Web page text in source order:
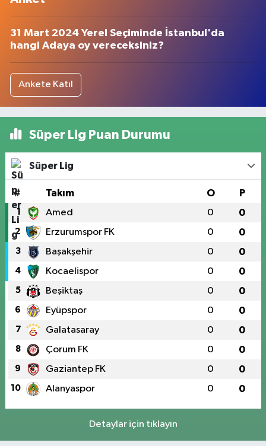
31 Mart 2024 Yerel Seçiminde İstanbul'da
hangi Adaya oy vereceksiniz?
Ankete Katıl
Süper Lig Puan Durumu
Süper Lig
# Takım O P
1 Amed 0 0
2 Erzurumspor FK 0 0
3 Başakşehir 0 0
4 Kocaelispor 0 0
5 Beşiktaş 0 0
6 Eyüpspor 0 0
7 Galatasaray 0 0
8 Çorum FK 0 0
9 Gaziantep FK 0 0
10 Alanyaspor 0 0
Detaylar için tıklayın